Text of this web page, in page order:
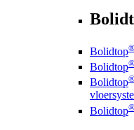
Bolidtop
Bolidtop
Bolidtop
Bolidtop